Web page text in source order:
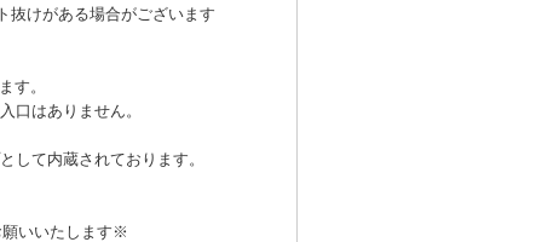
けがある場合がございます
す。
口はありません。
して内蔵されております。
いいたします※